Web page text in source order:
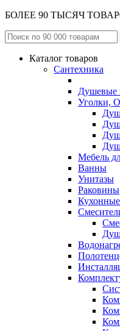
БОЛЕЕ 90 ТЫСЯЧ
Каталог товаров
Сантехника
Душевые
Уголки,
Мебель
Ванны
Унитазы
Раковины